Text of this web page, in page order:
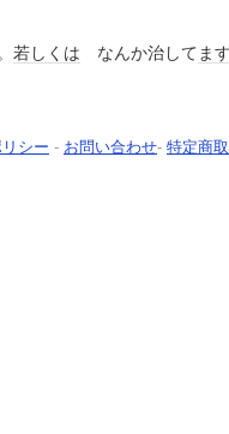
若しくは なんか治してま
シー - お問い合わせ- 特定商